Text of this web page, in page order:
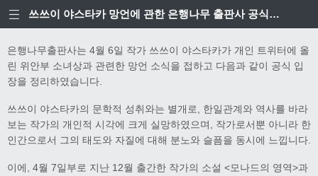
쓰쓰이 야스타카 망언에 관한 은행나무 출판사 공식입장
은행나무출판사는 4월 6일 작가 쓰쓰이 야스타카가 개인 트위터에 올
린 위안부 소녀상과 관련한 망언 소식을 접하고 다음과 같이 공식 입
장을 정리하였습니다.
쓰쓰이 야스타카의 문학적 성취와는 별개로, 한일관계와 역사를 바라
보는 작가의 개인적 시각에 크게 실망하였으며, 작가로서뿐 아니라 한
인간으로서 그의 태도와 자질에 대해 분노와 슬픔을 동시에 느낍니다.
이에, 4월 7일부로 지난 12월 출간한 작가의 소설 <모나드의 영역>과